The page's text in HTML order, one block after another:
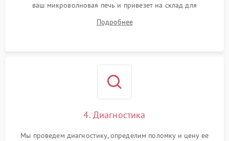
ваш микроволновая печь и привезет на склад для
Подробнее
4. Диагностика
Мы проведем диагностику, определим поломку и цену ее